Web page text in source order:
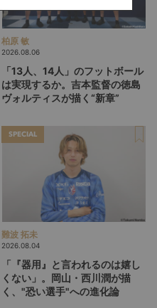
柏原 敏
2026.08.06
「13人、14人」のフットボール
は実現するか。吉本監督の徳島
ヴォルティスが描く“新章”
SPECIAL
難波 拓未
2026.08.04
「『器用』と言われるのは嬉し
くない」。岡山・西川潤が描
く、"恐い選手"への進化論